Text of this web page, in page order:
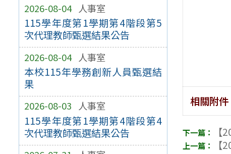
2026-08-04 人事室
115學年度第1學期第4階段第5
次代理教師甄選結果公告
2026-08-04 人事室
本校115年學務創新人員甄選結
果
2026-08-03 人事室
115學年度第1學期第4階段第4
次代理教師甄選結果公告
相關附件
【
【